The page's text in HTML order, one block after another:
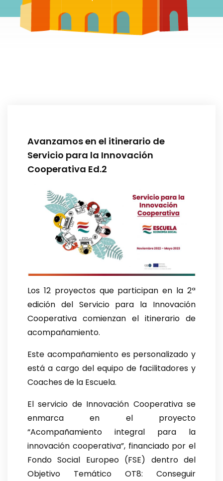
Avanzamos en el itinerario de
Servicio para la Innovación
Cooperativa Ed.2
Los 12 proyectos que participan en la 2ª
edición del Servicio para la Innovación
Cooperativa comienzan el itinerario de
acompañamiento.
Este acompañamiento es personalizado y
está a cargo del equipo de facilitadores y
Coaches de la Escuela.
Elservicio de Innovación Cooperativa se
enmarca en el proyecto
“Acompañamiento integral para la
innovación cooperativa”, financiado por el
Fondo Social Europeo (FSE) dentro del
Objetivo Temático OT8: Conseguir